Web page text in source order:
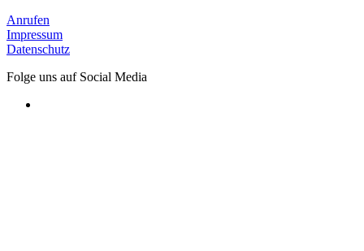
Anrufen
Impressum
Datenschutz
Folge uns auf Social Media